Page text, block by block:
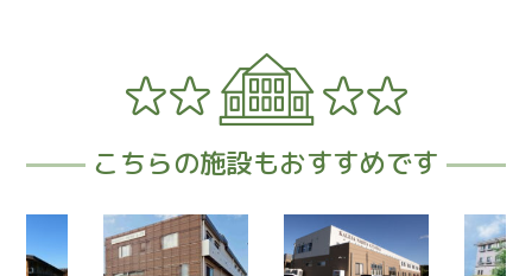
こちらの施設もおすすめです